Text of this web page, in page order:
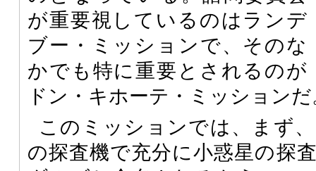
が重要視しているのはランデ
ブー・ミッションで、そのな
かでも特に重要とされるのが
ドン・キホーテ・ミッションだ
このミッションでは、まず
の探査機で充分に小惑星の探